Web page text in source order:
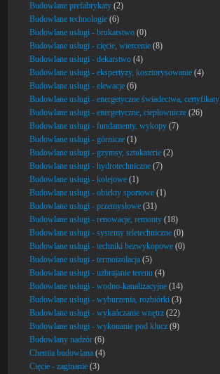
Budowlane prefabrykaty (2)
Budowlane technologie (6)
Budowlane usługi - brukarstwo (0)
Budowlane usługi - cięcie, wiercenie (8)
Budowlane usługi - dekarstwo (4)
Budowlane usługi - ekspertyzy, kosztorysowanie (4)
Budowlane usługi - elewacje (6)
Budowlane usługi - energetyczne świadectwa, certyfikaty
Budowlane usługi - energetyczne, ciepłownicze (26)
Budowlane usługi - fundamenty, wykopy (7)
Budowlane usługi - górnicze (1)
Budowlane usługi - gzymsy, sztukaterie (2)
Budowlane usługi - hydrotechniczne (7)
Budowlane usługi - kolejowe (1)
Budowlane usługi - obiekty sportowe (1)
Budowlane usługi - przemysłowe (31)
Budowlane usługi - renowacje, remonty (18)
Budowlane usługi - systemy teletechniczne (0)
Budowlane usługi - techniki bezwykopowe (0)
Budowlane usługi - termoizolacja (5)
Budowlane usługi - uzbrajanie terenu (4)
Budowlane usługi - wodno-kanalizacyjne (14)
Budowlane usługi - wyburzenia, rozbiórki (3)
Budowlane usługi - wykańczanie wnętrz (22)
Budowlane usługi - wykonanie pod klucz (9)
Budowlany nadzór (6)
Chemia budowlana (4)
Cięcie - zaginanie (3)